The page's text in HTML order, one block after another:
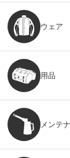
ウェア
用品
メンテ